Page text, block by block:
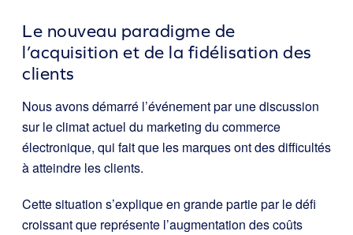
Le nouveau paradigme de
l’acquisition et de la fidélisation des
clients
Nous avons démarré l’événement par une discussion
sur le climat actuel du marketing du commerce
électronique, qui fait que les marques ont des difficultés
à atteindre les clients.
Cette situation s’explique en grande partie par le défi
croissant que représente l’augmentation des coûts